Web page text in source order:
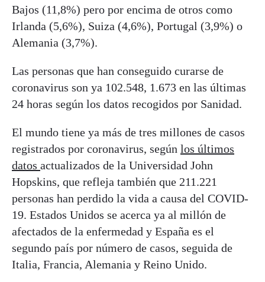
Bajos (11,8%) pero por encima de otros como
Irlanda (5,6%), Suiza (4,6%), Portugal (3,9%) o
Alemania (3,7%).
Las personas que han conseguido curarse de
coronavirus son ya 102.548, 1.673 en las últimas
24 horas según los datos recogidos por Sanidad.
El mundo tiene ya más de tres millones de casos
registrados por coronavirus, según los últimos
datos actualizados de la Universidad John
Hopskins, que refleja también que 211.221
personas han perdido la vida a causa del COVID-
19. Estados Unidos se acerca ya al millón de
afectados de la enfermedad y España es el
segundo país por número de casos, seguida de
Italia, Francia, Alemania y Reino Unido.